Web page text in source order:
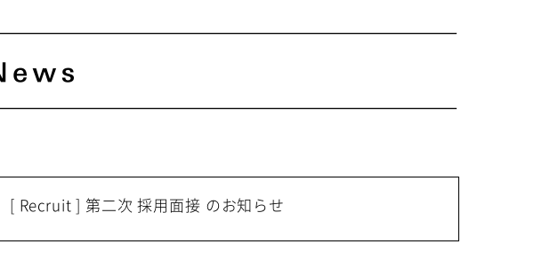
[ Recruit ] 第二次 採用面接 のお知らせ